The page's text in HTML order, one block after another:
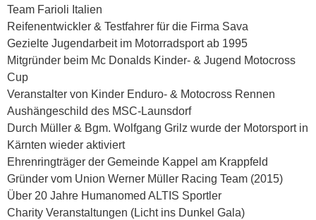
Team Farioli Italien
Reifenentwickler & Testfahrer für die Firma Sava
Gezielte Jugendarbeit im Motorradsport ab 1995
Mitgründer beim Mc Donalds Kinder- & Jugend Motocross
Cup
Veranstalter von Kinder Enduro- & Motocross Rennen
Aushängeschild des MSC-Launsdorf
Durch Müller & Bgm. Wolfgang Grilz wurde der Motorsport in
Kärnten wieder aktiviert
Ehrenringträger der Gemeinde Kappel am Krappfeld
Gründer vom Union Werner Müller Racing Team (2015)
Über 20 Jahre Humanomed ALTIS Sportler
Charity Veranstaltungen (Licht ins Dunkel Gala)